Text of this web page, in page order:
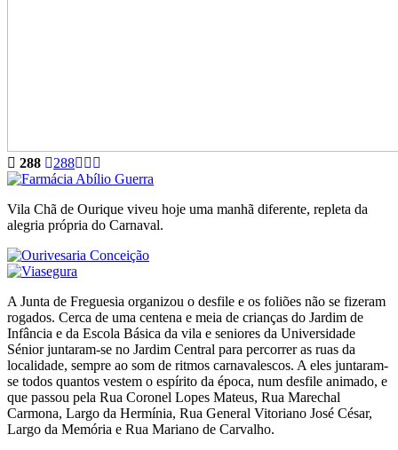
288 288
Vila Chã de Ourique viveu hoje uma manhã diferente, repleta da
alegria própria do Carnaval.
A Junta de Freguesia organizou o desfile e os foliões não se fizeram
rogados. Cerca de uma centena e meia de crianças do Jardim de
Infância e da Escola Básica da vila e seniores da Universidade
Sénior juntaram-se no Jardim Central para percorrer as ruas da
localidade, sempre ao som de ritmos carnavalescos. A eles juntaram-
se todos quantos vestem o espírito da época, num desfile animado, e
que passou pela Rua Coronel Lopes Mateus, Rua Marechal
Carmona, Largo da Hermínia, Rua General Vitoriano José César,
Largo da Memória e Rua Mariano de Carvalho.